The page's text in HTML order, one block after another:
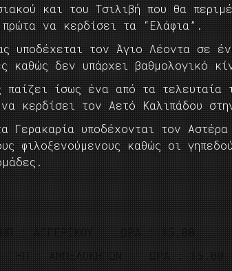
και του Τσιλιβή που θα
να κερδίσει τα “Ελάφια”.
υποδέχεται τον Άγιο Λέοντα σε
καθώς δεν υπάρχει βαθμολογικό
παίζει ίσως ένα από τα τελευταία
κερδίσει τον Αετό Καλιπάδου
Γερακαρία υποδέχονται τον
φιλοξενούμενους καθώς οι
: ΑΓΓΕΡΙΚΟΥ ΩΡΑ : 15.00
: ΑΜΠΕΛΟΚΗΠΩΝ ΩΡΑ : 15.00